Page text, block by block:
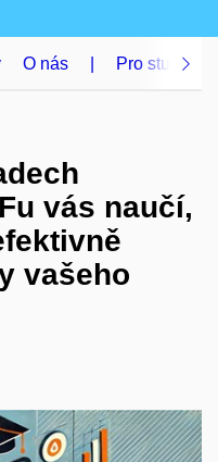
O nás Pro studenty
vás naučí,
vašeho